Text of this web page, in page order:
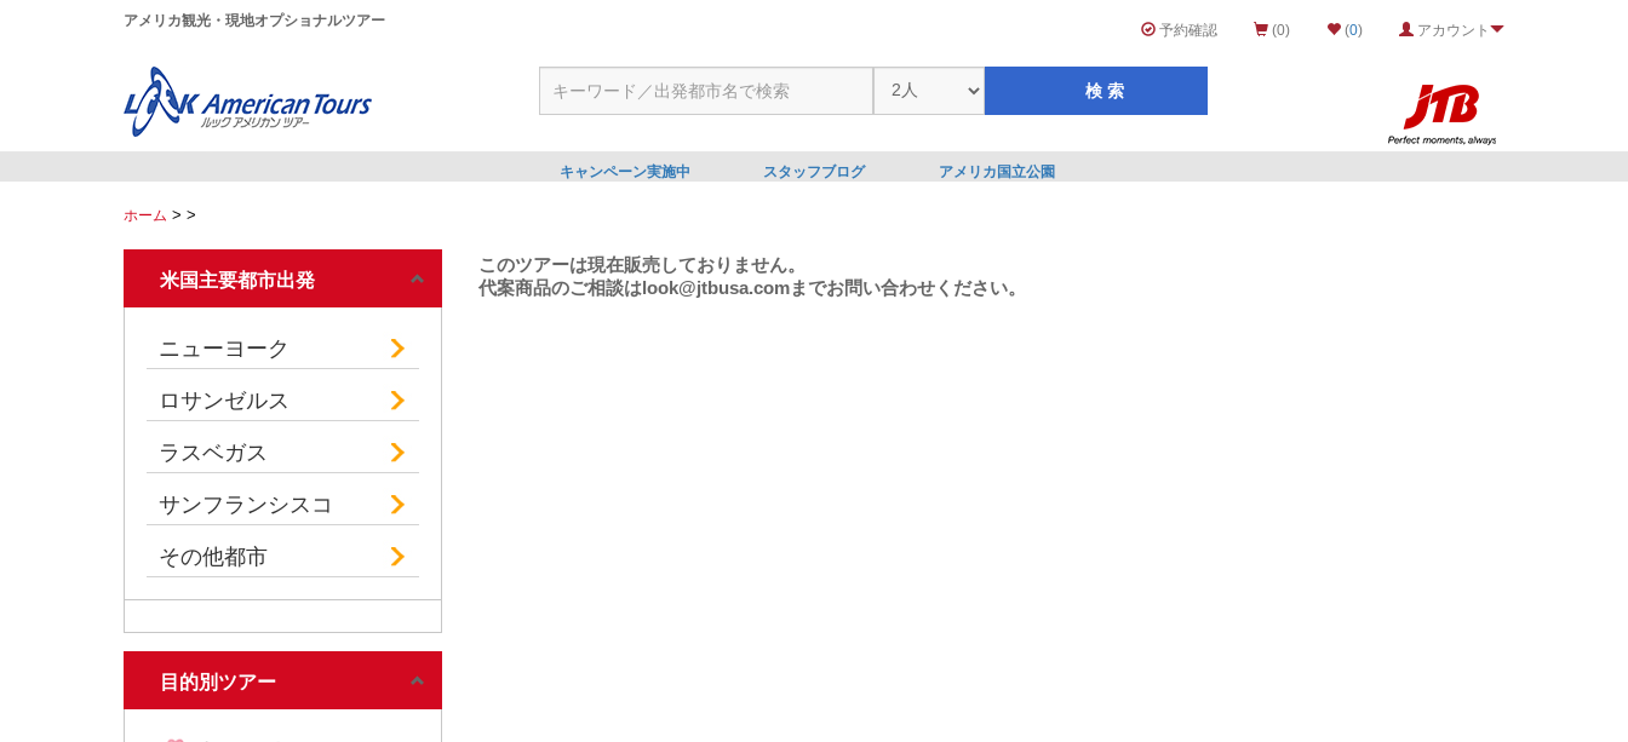
アメリカ観光・現地オプショナルツアー
予約確認 (0) (0) アカウント
キャンペーン実施中 スタッフブログ アメリカ国立公園
ホーム > >
米国主要都市出発
ニューヨーク
ロサンゼルス
ラスベガス
サンフランシスコ
その他都市
目的別ツアー
このツアーは現在販売しておりません。
代案商品のご相談はlook@jtbusa.comまでお問い合わせください。